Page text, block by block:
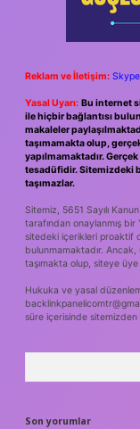
Reklam ve İletişim:
Yasal Uyarı: Bu internet
ile hiçbir bağlantısı
makaleler
taşımamakta olup,
yapılmamaktadır.
tesadüfidir. Sitemizdeki
taşımazlar.
Sitemiz, 5651 Sayılı
tarafından onaylanmış
sitedeki içerikleri proaktif
bulunmamaktadır. Ancak,
taşımakta olup, siteye
Hukuka ve yasal
süre içerisinde sitemizden
Son yorumlar